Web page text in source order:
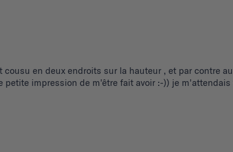
en deux endroits sur la hauteur , et par contre
impression de m'être fait avoir :-)) je